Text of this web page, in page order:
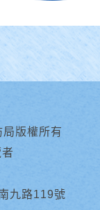
版權所有
九路119號